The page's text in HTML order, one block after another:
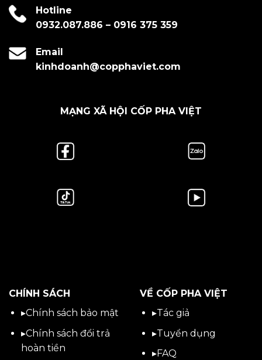
Hotline
0932.087.886 – 0916 375 359
Email
kinhdoanh@copphaviet.com
MẠNG XÃ HỘI CỐP PHA VIỆT
CHÍNH SÁCH
▸Chính sách bảo mật
▸Chính sách đổi trả
hoàn tiền
VỀ CỐP PHA VIỆT
▸Tác giả
▸Tuyển dụng
▸FAQ